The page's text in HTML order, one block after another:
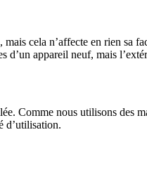
cela n’affecte en rien sa
appareil neuf, mais
Comme nous utilisons des
d’utilisation.